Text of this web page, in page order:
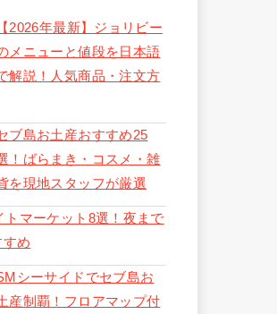
【2026年最新】ジョリビー
メニューと値段を日本語
解説！人気商品・注文方
ブ島お土産おすすめ25
！ばらまき・コスメ・雑
を現地スタッフが厳選
トマーケット8選！夜まで
め
シーサイドでセブ島お
産制覇！フロアマップ付